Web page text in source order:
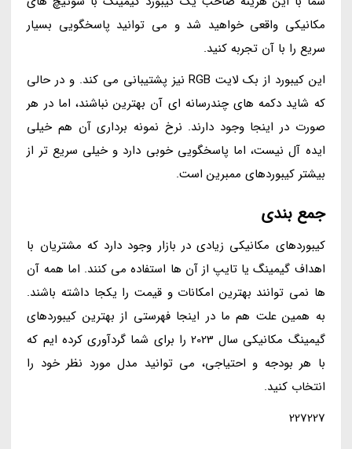
مکانیکی واقعی خواهید شد و می توانید پاسخگویی بسیار
سریع را با آن تجربه کنید.
این کیبورد از بک لایت RGB نیز پشتیبانی می کند. و در حالی
که شاید دکمه های چندرسانه ای آن بهترین نباشند، اما در هر
صورت در اینجا وجود دارند. نرخ نمونه برداری آن هم خیلی
ایده آل نیست، اما پاسخگویی خوبی دارد و خیلی سریع تر از
بیشتر کیبوردهای ممبرین است.
جمع بندی
کیبوردهای مکانیکی زیادی در بازار وجود دارد که مشتریان با
اهداف گیمینگ یا تایپ از آن ها استفاده می کنند. اما همه آن
ها نمی توانند بهترین امکانات و قیمت را یکجا داشته باشند.
به همین علت هم ما در اینجا فهرستی از بهترین کیبوردهای
گیمینگ مکانیکی سال 2023 را برای شما گردآوری کرده ایم که
با هر بودجه و احتیاجی، می توانید مدل مورد نظر خود را
انتخاب کنید.
227227